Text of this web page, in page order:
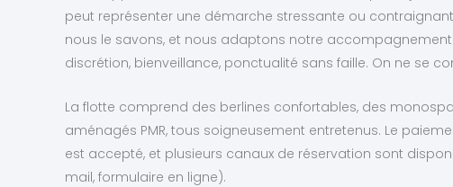
peut représenter une démarche stressante ou
nous le savons, et nous adaptons notre
discrétion, bienveillance, ponctualité sans faille. On ne se
La flotte comprend des berlines confortables, des
aménagés PMR, tous soigneusement entretenus. Le
est accepté, et plusieurs canaux de réservation sont
mail, formulaire en ligne).